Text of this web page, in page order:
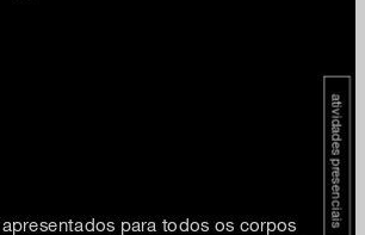
para todos os corpos
atividades presenciais